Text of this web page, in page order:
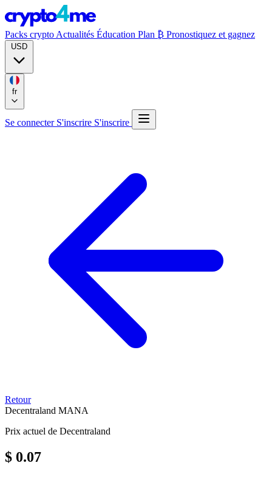
Packs crypto Actualités Éducation Plan ₿ Pronostiquez et gagnez
fr
Se connecter S'inscrire S'inscrire
Retour
Decentraland MANA
Prix actuel de Decentraland
$ 0.07